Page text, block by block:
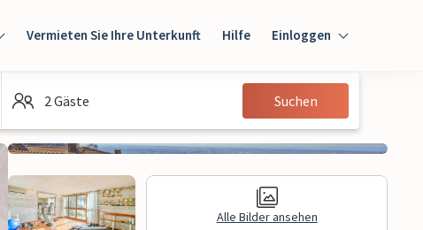
Vermieten Sie Ihre Unterkunft Hilfe Einloggen
Einloggen
Gast
2 Gäste Suchen
Alle Bilder ansehen